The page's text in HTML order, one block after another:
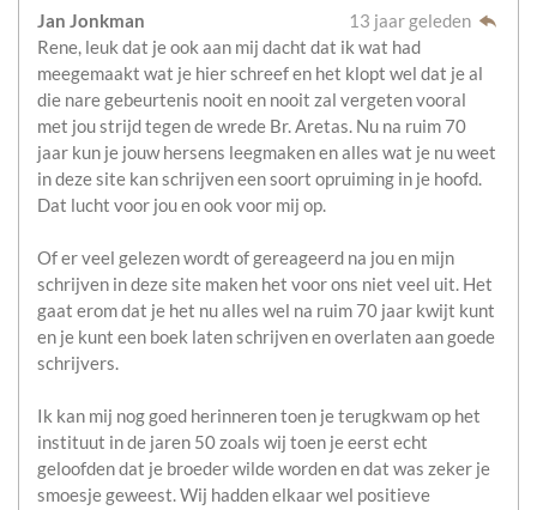
Jan Jonkman
13 jaar geleden
Rene, leuk dat je ook aan mij dacht dat ik wat had
meegemaakt wat je hier schreef en het klopt wel dat je al
die nare gebeurtenis nooit en nooit zal vergeten vooral
met jou strijd tegen de wrede Br. Aretas. Nu na ruim 70
jaar kun je jouw hersens leegmaken en alles wat je nu weet
in deze site kan schrijven een soort opruiming in je hoofd.
Dat lucht voor jou en ook voor mij op.
Of er veel gelezen wordt of gereageerd na jou en mijn
schrijven in deze site maken het voor ons niet veel uit. Het
gaat erom dat je het nu alles wel na ruim 70 jaar kwijt kunt
en je kunt een boek laten schrijven en overlaten aan goede
schrijvers.
Ik kan mij nog goed herinneren toen je terugkwam op het
instituut in de jaren 50 zoals wij toen je eerst echt
geloofden dat je broeder wilde worden en dat was zeker je
smoesje geweest. Wij hadden elkaar wel positieve